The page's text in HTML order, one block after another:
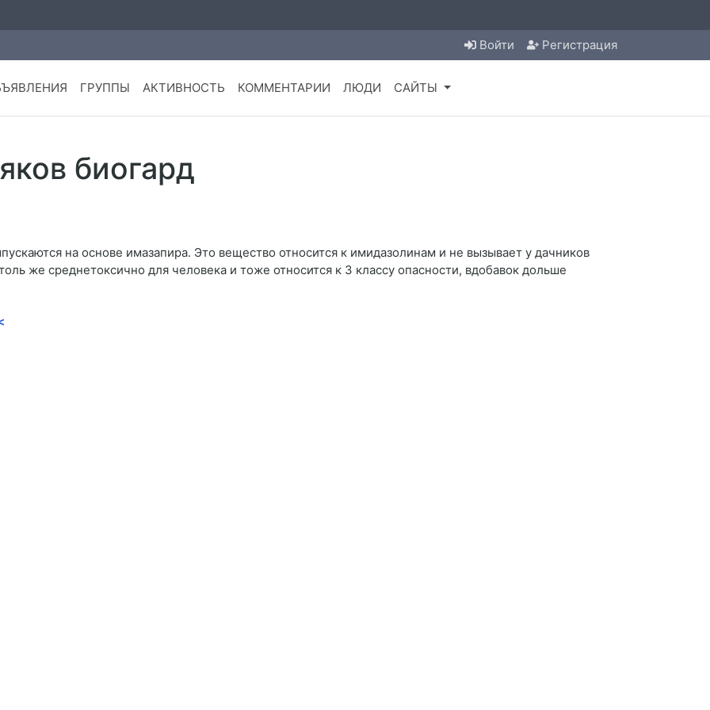
Войти Регистрация
ГРУППЫ АКТИВНОСТЬ КОММЕНТАРИИ ЛЮДИ САЙТЫ
биогард
на основе имазапира. Это вещество относится к имидазолинам и не вызывает у дачников
же среднетоксично для человека и тоже относится к 3 классу опасности, вдобавок дольше